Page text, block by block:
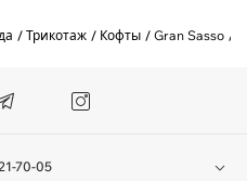
Трикотаж Кофты Gran Sasso
70-05